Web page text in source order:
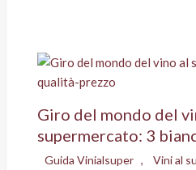
Giro del mondo del
supermercato: 3
Guida Vinialsuper , Vini al